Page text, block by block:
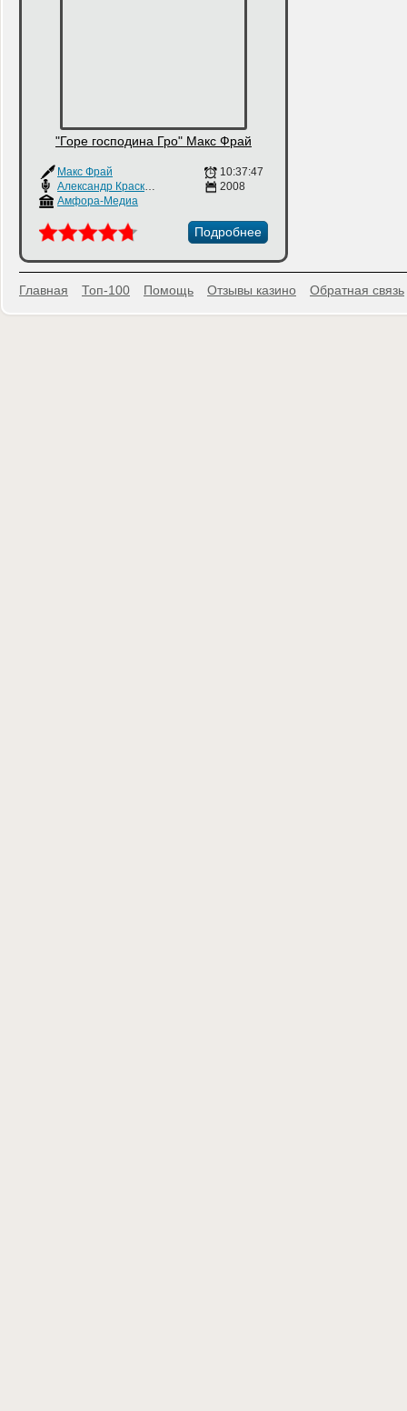
"Горе господина Гро" Макс Фрай
Макс Фрай
Александр Красковский
Дарина Дружина
Амфора-Медиа
10:37:47
2008
Подробнее
Главная Топ-100 Помощь Отзывы казино Обратная связь